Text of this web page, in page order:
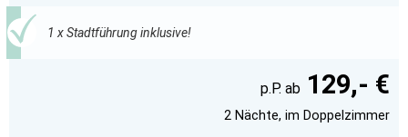
1 x Stadtführung inklusive!
129,- €
2 Nächte, im Doppelzimmer